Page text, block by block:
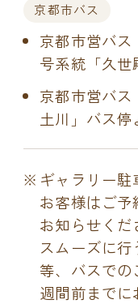
京都市バス
京都市営バ
号系統「久世
京都市営バ
土川」バス停
ギャラリー
お客様はご予
お知らせくだ
スムーズに
等、バスでの
週間前までに